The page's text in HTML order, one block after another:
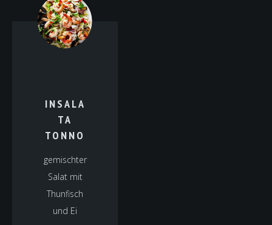
INSALA
TA
TONNO
gemischter
Salat mit
Thunfisch
und Ei